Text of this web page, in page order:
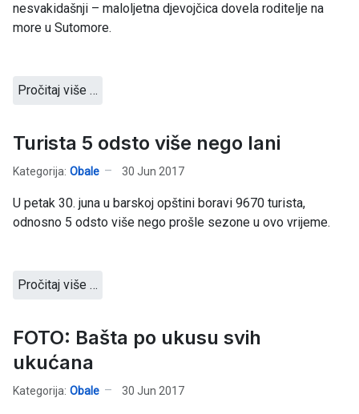
nesvakidašnji – maloljetna djevojčica dovela roditelje na
more u Sutomore.
Pročitaj više …
Turista 5 odsto više nego lani
Kategorija: Obale 30 Jun 2017
U petak 30. juna u barskoj opštini boravi 9670 turista,
odnosno 5 odsto više nego prošle sezone u ovo vrijeme.
Pročitaj više …
FOTO: Bašta po ukusu svih
ukućana
Kategorija: Obale 30 Jun 2017